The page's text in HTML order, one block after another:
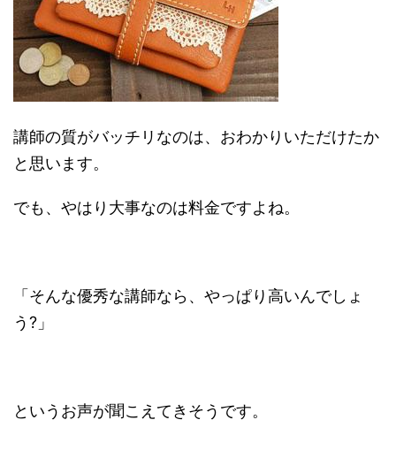
講師の質がバッチリなのは、おわかりいただけたか
と思います。
でも、やはり大事なのは料金ですよね。
「そんな優秀な講師なら、やっぱり高いんでしょ
う?」
というお声が聞こえてきそうです。